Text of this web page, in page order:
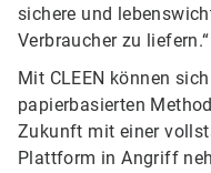
sichere und
Verbraucher zu liefern.“
Mit CLEEN können
papierbasierten
Zukunft mit einer
Plattform in Angriff